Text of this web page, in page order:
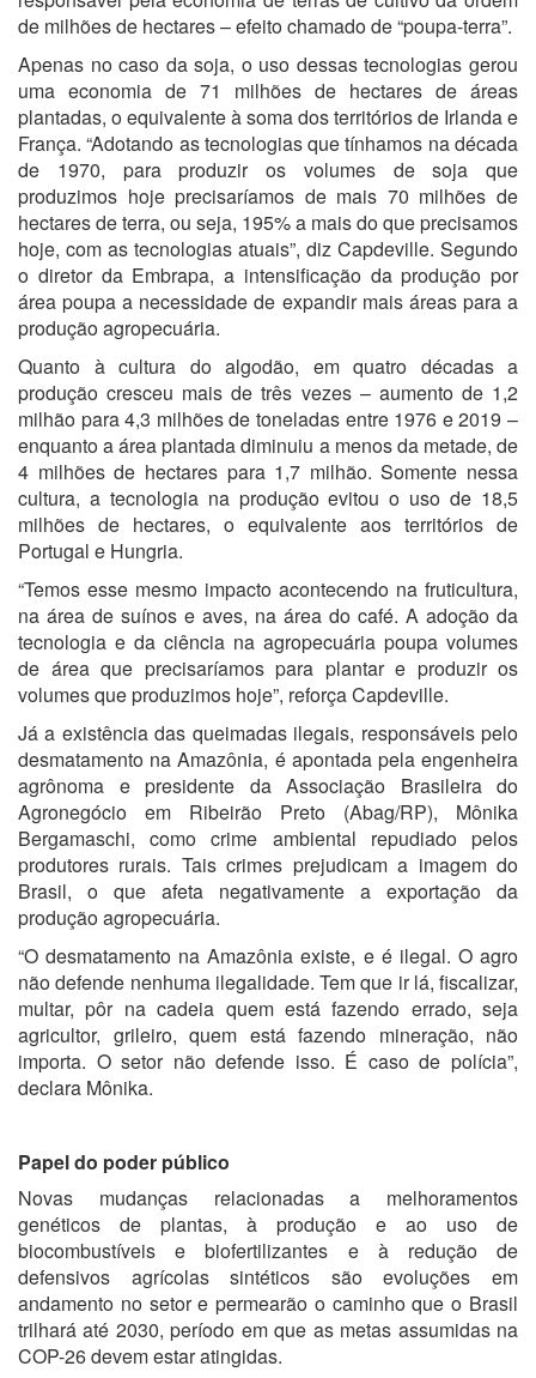
de milhões de hectares – efeito chamado de “poupa-terra”.
Apenas no caso da soja, o uso dessas tecnologias gerou
uma economia de 71 milhões de hectares de áreas
plantadas, o equivalente à soma dos territórios de Irlanda e
França. “Adotando as tecnologias que tínhamos na década
de 1970, para produzir os volumes de soja que
produzimos hoje precisaríamos de mais 70 milhões de
hectares de terra, ou seja, 195% a mais do que precisamos
hoje, com as tecnologias atuais”, diz Capdeville. Segundo
o diretor da Embrapa, a intensificação da produção por
área poupa a necessidade de expandir mais áreas para a
produção agropecuária.
Quanto à cultura do algodão, em quatro décadas a
produção cresceu mais de três vezes – aumento de 1,2
milhão para 4,3 milhões de toneladas entre 1976 e 2019 –
enquanto a área plantada diminuiu a menos da metade, de
4 milhões de hectares para 1,7 milhão. Somente nessa
cultura, a tecnologia na produção evitou o uso de 18,5
milhões de hectares, o equivalente aos territórios de
Portugal e Hungria.
“Temos esse mesmo impacto acontecendo na fruticultura,
na área de suínos e aves, na área do café. A adoção da
tecnologia e da ciência na agropecuária poupa volumes
de área que precisaríamos para plantar e produzir os
volumes que produzimos hoje”, reforça Capdeville.
Já a existência das queimadas ilegais, responsáveis pelo
desmatamento na Amazônia, é apontada pela engenheira
agrônoma e presidente da Associação Brasileira do
Agronegócio em Ribeirão Preto (Abag/RP), Mônika
Bergamaschi, como crime ambiental repudiado pelos
produtores rurais. Tais crimes prejudicam a imagem do
Brasil, o que afeta negativamente a exportação da
produção agropecuária.
“O desmatamento na Amazônia existe, e é ilegal. O agro
não defende nenhuma ilegalidade. Tem que ir lá, fiscalizar,
multar, pôr na cadeia quem está fazendo errado, seja
agricultor, grileiro, quem está fazendo mineração, não
importa. O setor não defende isso. É caso de polícia”,
declara Mônika.
Papel do poder público
Novas mudanças relacionadas a melhoramentos
genéticos de plantas, à produção e ao uso de
biocombustíveis e biofertilizantes e à redução de
defensivos agrícolas sintéticos são evoluções em
andamento no setor e permearão o caminho que o Brasil
trilhará até 2030, período em que as metas assumidas na
COP-26 devem estar atingidas.